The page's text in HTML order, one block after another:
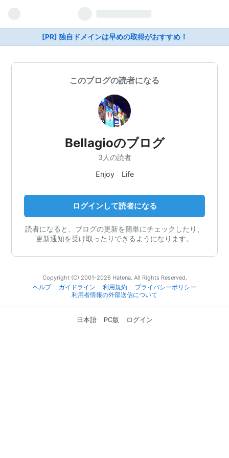
[PR] 独自ドメインは早めの取得がおすすめ！
このブログの読者になる
Bellagioのブログ
3人の読者
Enjoy Life
ログインして読者になる
読者になると、ブログの更新を簡単にチェックしたり、
更新通知を受け取ったりできるようになります。
Copyright (C) 2001-2026 Hatena. All Rights Reserved.
ヘルプ
ガイドライン 利用規約
プライバシーポリシー
利用者情報の外部送信について
日本語 PC版 ログイン